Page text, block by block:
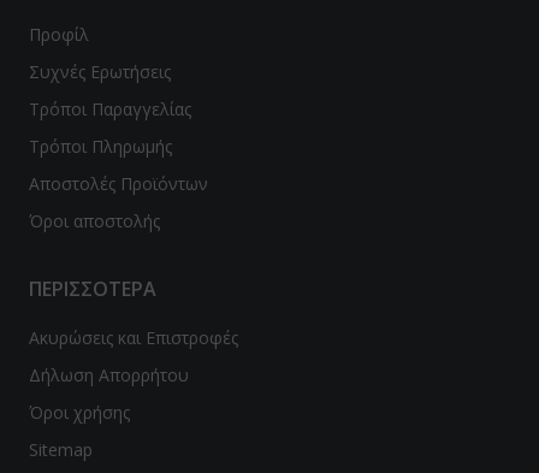
Προφίλ
Συχνές Ερωτήσεις
Τρόποι Παραγγελίας
Τρόποι Πληρωμής
Αποστολές Προϊόντων
Όροι αποστολής
ΠΕΡΙΣΣΟΤΕΡΑ
Ακυρώσεις και Επιστροφές
Δήλωση Απορρήτου
Όροι χρήσης
Sitemap